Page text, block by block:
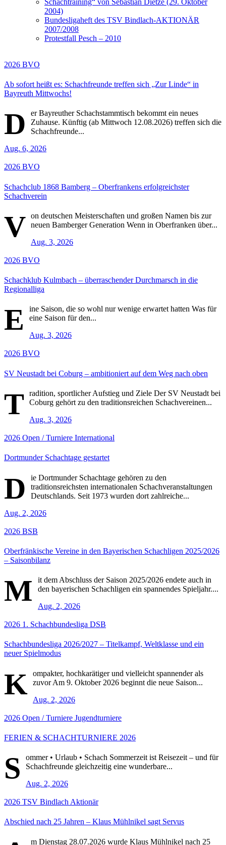
2004)
Bundesligaheft des TSV Bindlach-AKTIONÄR
2007/2008
Protestfall Pesch – 2010
2026 BVO
Ab sofort heißt es: Schachfreunde treffen sich „Zur Linde“ in
Bayreuth Mittwochs!
D
er Bayreuther Schachstammtisch bekommt ein neues
Zuhause. Künftig (ab Mittwoch 12.08.2026) treffen sich die
Schachfreunde...
Aug. 6, 2026
2026 BVO
Schachclub 1868 Bamberg – Oberfrankens erfolgreichster
Schachverein
V on deutschen Meisterschaften und großen Namen bis zur
neuen Bamberger Generation Wenn in Oberfranken über...
Aug. 3, 2026
2026 BVO
Schachklub Kulmbach – überraschender Durchmarsch in die
Regionalliga
E
ine Saison, die so wohl nur wenige erwartet hatten Was für
eine Saison für den...
Aug. 3, 2026
2026 BVO
SV Neustadt bei Coburg – ambitioniert auf dem Weg nach oben
T radition, sportlicher Aufstieg und Ziele Der SV Neustadt bei
Coburg gehört zu den traditionsreichen Schachvereinen...
Aug. 3, 2026
2026 Open / Turniere International
Dortmunder Schachtage gestartet
D
ie Dortmunder Schachtage gehören zu den
traditionsreichsten internationalen Schachveranstaltungen
Deutschlands. Seit 1973 wurden dort zahlreiche...
Aug. 2, 2026
2026 BSB
Oberfränkische Vereine in den Bayerischen Schachligen 2025/2026
– Saisonbilanz
M
it dem Abschluss der Saison 2025/2026 endete auch in
den bayerischen Schachligen ein spannendes Spieljahr....
Aug. 2, 2026
2026 1. Schachbundesliga DSB
Schachbundesliga 2026/2027 – Titelkampf, Weltklasse und ein
neuer Spielmodus
K ompakter, hochkarätiger und vielleicht spannender als
zuvor Am 9. Oktober 2026 beginnt die neue Saison...
Aug. 2, 2026
2026 Open / Turniere Jugendturniere
FERIEN & SCHACHTURNIERE 2026
S
ommer • Urlaub • Schach Sommerzeit ist Reisezeit – und für
Schachfreunde gleichzeitig eine wunderbare...
Aug. 2, 2026
2026 TSV Bindlach Aktionär
Abschied nach 25 Jahren – Klaus Mühlnikel sagt Servus
m Dienstag 28.07.2026 wurde Klaus Mühlnikel nach 25